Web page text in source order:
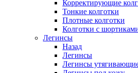
Корректирующие
Тонкие колготки
Плотные колготки
Колготки с
Легинсы
Назад
Легинсы
Легинсы